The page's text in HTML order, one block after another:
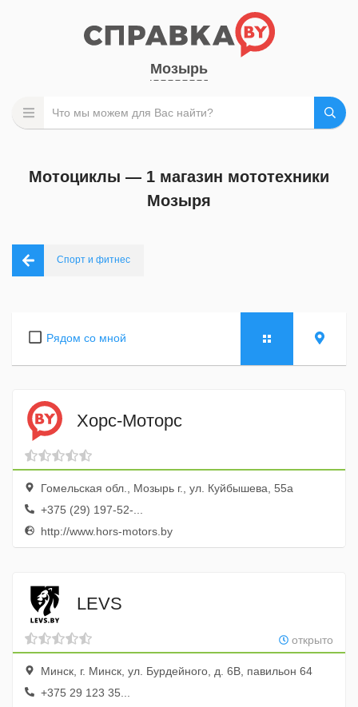
Мозырь
Мотоциклы — 1 магазин мототехники
Мозыря
Спорт и фитнес
Рядом со мной
Хорс-Моторс
Гомельская обл., Мозырь г., ул. Куйбышева, 55а
+375 (29) 197-52-...
http://www.hors-motors.by
LEVS
открыто
Минск, г. Минск, ул. Бурдейного, д. 6В, павильон 64
+375 29 123 35...